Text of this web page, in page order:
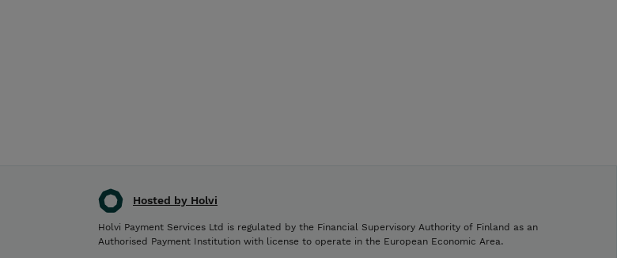
Hosted by Holvi
Holvi Payment Services Ltd is regulated by the Financial Supervisory Authority of Finland as an
Authorised Payment Institution with license to operate in the European Economic Area.